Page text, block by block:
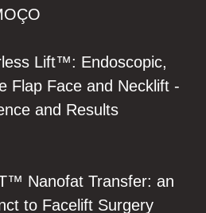
Lift™️: Endoscopic,
Flap Face and Necklift -
and Results
Nanofat Transfer: an
to Facelift Surgery